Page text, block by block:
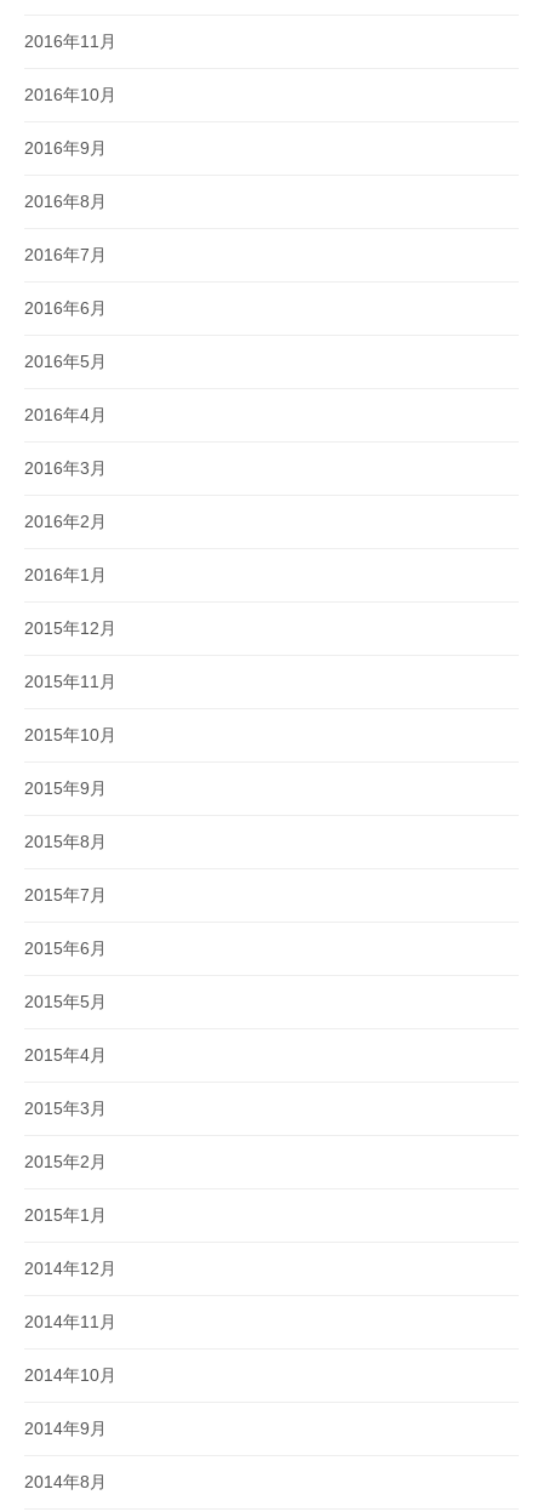
2016年11月
2016年10月
2016年9月
2016年8月
2016年7月
2016年6月
2016年5月
2016年4月
2016年3月
2016年2月
2016年1月
2015年12月
2015年11月
2015年10月
2015年9月
2015年8月
2015年7月
2015年6月
2015年5月
2015年4月
2015年3月
2015年2月
2015年1月
2014年12月
2014年11月
2014年10月
2014年9月
2014年8月